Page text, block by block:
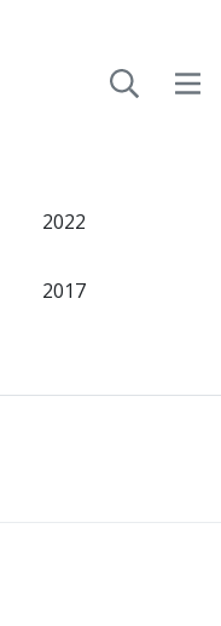
2022
2017